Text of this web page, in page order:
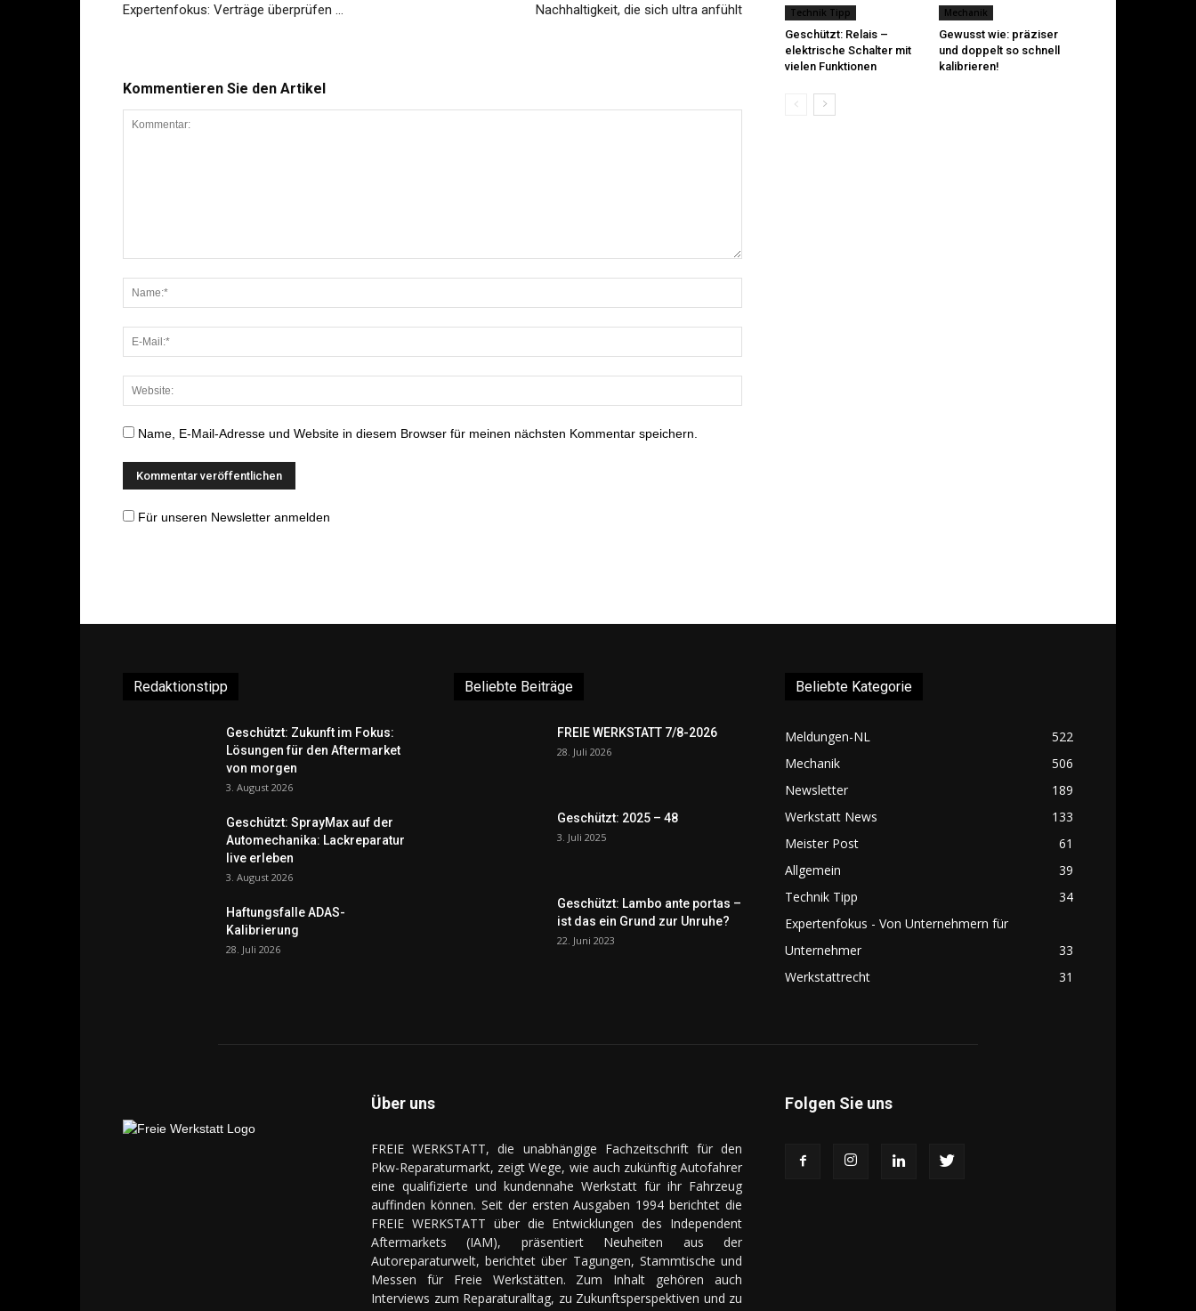
Expertenfokus: Verträge überprüfen … Nachhaltigkeit, die sich ultra anfühlt
Kommentieren Sie den Artikel
Name, E-Mail-Adresse und Website in diesem Browser für meinen nächsten Kommentar speichern.
Für unseren Newsletter anmelden
Technik Tipp
Geschützt: Relais –
elektrische Schalter mit
vielen Funktionen
Mechanik
Gewusst wie: präziser
und doppelt so schnell
kalibrieren!
Redaktionstipp
Geschützt: Zukunft im Fokus:
Lösungen für den Aftermarket
von morgen
3. August 2026
Geschützt: SprayMax auf der
Automechanika: Lackreparatur
live erleben
3. August 2026
Haftungsfalle ADAS-
Kalibrierung
28. Juli 2026
Beliebte Beiträge
FREIE WERKSTATT 7/8-2026
28. Juli 2026
Geschützt: 2025 – 48
3. Juli 2025
Geschützt: Lambo ante portas –
ist das ein Grund zur Unruhe?
22. Juni 2023
Beliebte Kategorie
Meldungen-NL
522
Mechanik
506
Newsletter
189
Werkstatt News
133
Meister Post
61
Allgemein
39
Technik Tipp
34
Expertenfokus - Von Unternehmern für
Unternehmer
33
Werkstattrecht
31
Über uns
FREIE WERKSTATT, die unabhängige Fachzeitschrift für den
Pkw-Reparaturmarkt, zeigt Wege, wie auch zukünftig Autofahrer
eine qualifizierte und kundennahe Werkstatt für ihr Fahrzeug
auffinden können. Seit der ersten Ausgaben 1994 berichtet die
FREIE WERKSTATT über die Entwicklungen des Independent
Aftermarkets (IAM), präsentiert Neuheiten aus der
Autoreparaturwelt, berichtet über Tagungen, Stammtische und
Messen für Freie Werkstätten. Zum Inhalt gehören auch
Interviews zum Reparaturalltag, zu Zukunftsperspektiven und zu
Folgen Sie uns